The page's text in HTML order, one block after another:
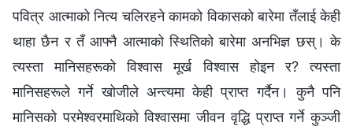
पवित्र आत्माको नित्य चलिरहने कामको विकासको बारेमा तँलाई केही
थाहा छैन र तँ आफ्नै आत्माको स्थितिको बारेमा अनभिज्ञ छस्। के
त्यस्ता मानिसहरूको विश्‍वास मूर्ख विश्‍वास होइन र? त्यस्ता
मानिसहरूले गर्ने खोजीले अन्त्यमा केही प्राप्त गर्दैन। कुनै पनि
मानिसको परमेश्‍वरमाथिको विश्‍वासमा जीवन वृद्धि प्राप्त गर्ने कुञ्जी